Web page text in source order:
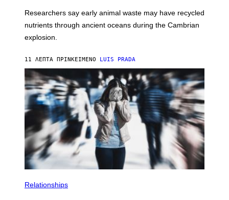
I
E
N
E
O
T
O
L
I
B
R
A
Y
/
G
E
T
I
T
O
T
K
/
G
E
T
T
Y
I
A
G
E
S
Researchers say early animal waste may have recycled
nutrients through ancient oceans during the Cambrian
explosion.
11 ΛΕΠΤΆ ΠΡΙΝ ΚΕΊΜΕΝΟ LUIS PRADA
Relationships